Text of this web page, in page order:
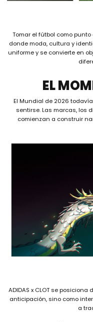
Tomar el fútbol como
donde moda, cultura y
uniforme y se convierte en
EL
El Mundial de 2026
sentirse. Las marcas, los
comienzan a construir
ADIDAS x CLOT se
anticipación, sino como
a